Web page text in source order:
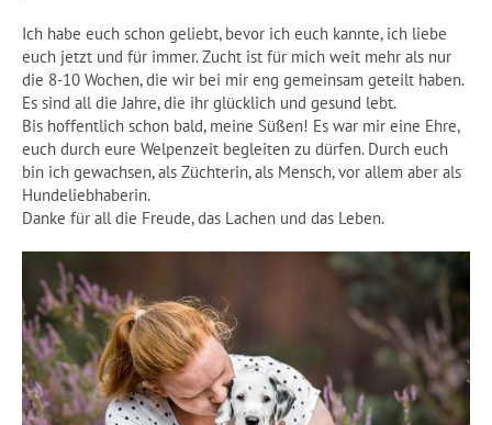
Ich habe euch schon geliebt, bevor ich euch kannte, ich liebe
euch jetzt und für immer. Zucht ist für mich weit mehr als nur
die 8-10 Wochen, die wir bei mir eng gemeinsam geteilt haben.
Es sind all die Jahre, die ihr glücklich und gesund lebt.
Bis hoffentlich schon bald, meine Süßen! Es war mir eine Ehre,
euch durch eure Welpenzeit begleiten zu dürfen. Durch euch
bin ich gewachsen, als Züchterin, als Mensch, vor allem aber als
Hundeliebhaberin.
Danke für all die Freude, das Lachen und das Leben.